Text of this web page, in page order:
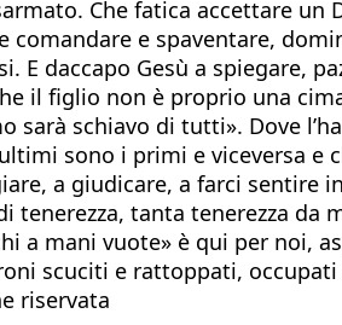
Che fatica accettare
comandare e spaventare,
daccapo Gesù a spiegare,
il figlio non è proprio una
schiavo di tutti». Dove
sono i primi e viceversa
a giudicare, a farci sentire
tanta tenerezza
mani vuote» è qui per noi,
scuciti e rattoppati,
riservata